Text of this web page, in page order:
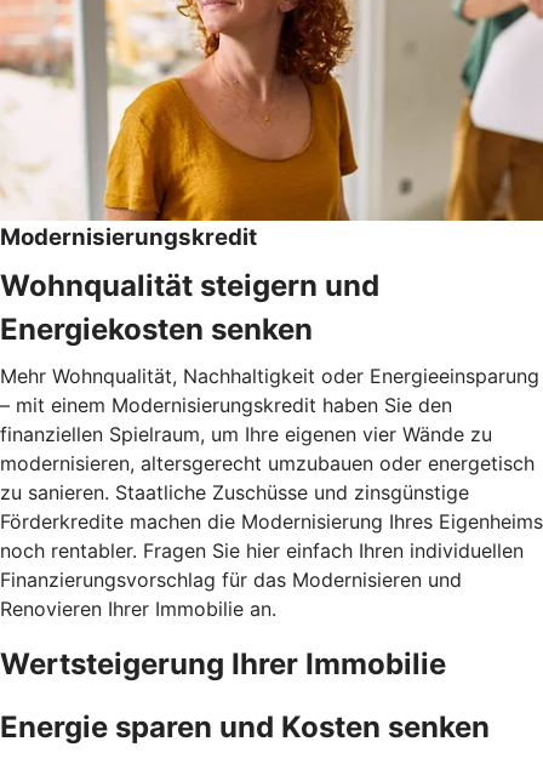
Modernisierungskredit
Wohnqualität steigern und
Energiekosten senken
Mehr Wohnqualität, Nachhaltigkeit oder Energieeinsparung
– mit einem Modernisierungskredit haben Sie den
finanziellen Spielraum, um Ihre eigenen vier Wände zu
modernisieren, altersgerecht umzubauen oder energetisch
zu sanieren. Staatliche Zuschüsse und zinsgünstige
Förderkredite machen die Modernisierung Ihres Eigenheims
noch rentabler. Fragen Sie hier einfach Ihren individuellen
Finanzierungsvorschlag für das Modernisieren und
Renovieren Ihrer Immobilie an.
Wertsteigerung Ihrer Immobilie
Energie sparen und Kosten senken